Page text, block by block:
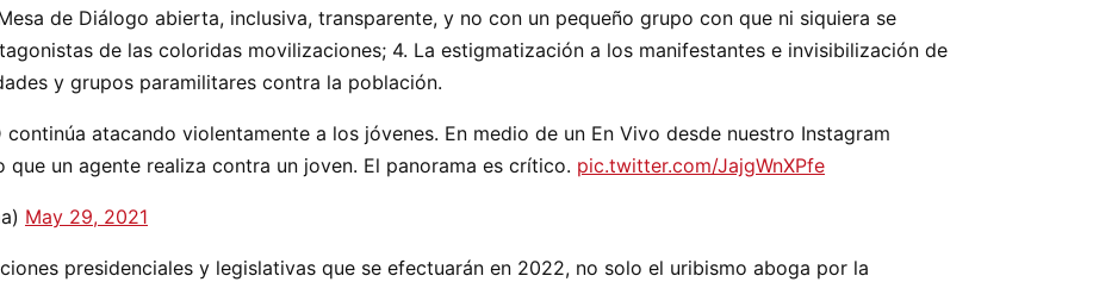
de Diálogo abierta, inclusiva, transparente, y no con un pequeño grupo con que ni siquiera se
de las coloridas movilizaciones; 4. La estigmatización a los manifestantes e invisibilización de
y grupos paramilitares contra la población.
continúa atacando violentamente a los jóvenes. En medio de un En Vivo desde nuestro Instagram
un agente realiza contra un joven. El panorama es crítico. pic.twitter.com/JajgWnXPfe
May 29, 2021
presidenciales y legislativas que se efectuarán en 2022, no solo el uribismo aboga por la